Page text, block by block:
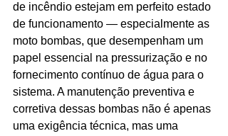
Siga nosso facebook
E também nosso instagram
de incêndio estejam em perfeito estado
de funcionamento — especialmente as
moto bombas, que desempenham um
papel essencial na pressurização e no
fornecimento contínuo de água para o
sistema. A manutenção preventiva e
corretiva dessas bombas não é apenas
uma exigência técnica, mas uma